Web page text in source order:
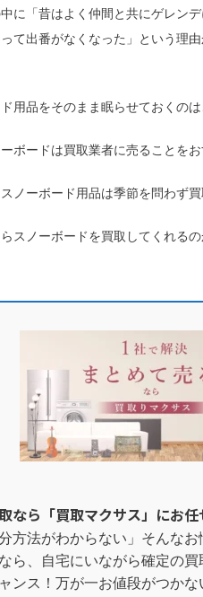
に「昔はよく仲間と共にゲレン
て出番がなくなった」という理
用品をそのまま眠らせておくの
ボードは買取業者に売ることをお
ノーボード用品は季節を問わず
スノーボードを買取してくれる
なら「買取マクサス」にお任
方法がわからない」そんな
ら、自宅にいながら確定の
ンス！万が一お値段がつか